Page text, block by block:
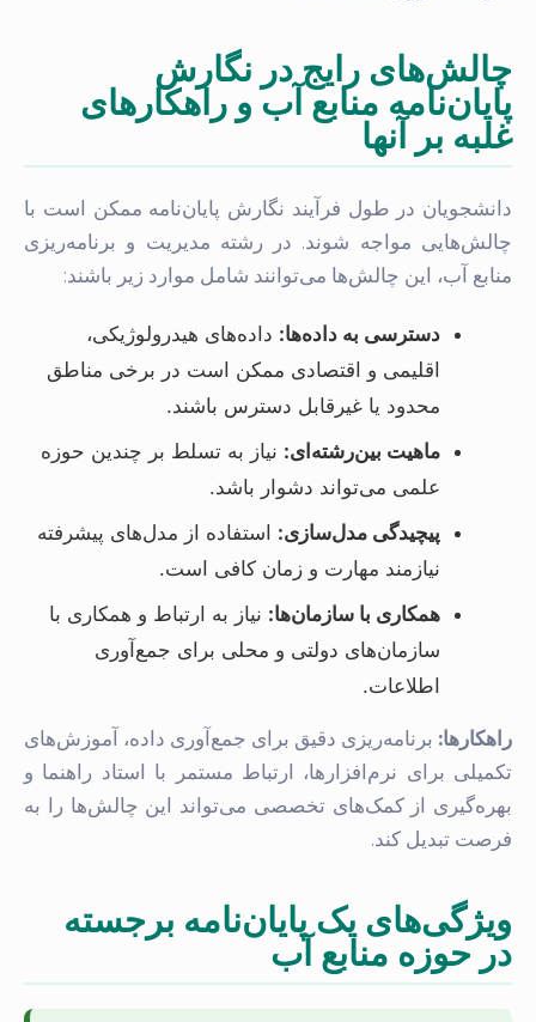
چالش‌های رایج در نگارش
پایان‌نامه منابع آب و راهکارهای
غلبه بر آنها
دانشجویان در طول فرآیند نگارش پایان‌نامه ممکن است با
چالش‌هایی مواجه شوند. در رشته مدیریت و برنامه‌ریزی
منابع آب، این چالش‌ها می‌توانند شامل موارد زیر باشند:
دسترسی به داده‌ها: داده‌های هیدرولوژیکی،
اقلیمی و اقتصادی ممکن است در برخی مناطق
محدود یا غیرقابل دسترس باشند.
ماهیت بین‌رشته‌ای: نیاز به تسلط بر چندین حوزه
علمی می‌تواند دشوار باشد.
پیچیدگی مدل‌سازی: استفاده از مدل‌های پیشرفته
نیازمند مهارت و زمان کافی است.
همکاری با سازمان‌ها: نیاز به ارتباط و همکاری با
سازمان‌های دولتی و محلی برای جمع‌آوری
اطلاعات.
راهکارها: برنامه‌ریزی دقیق برای جمع‌آوری داده، آموزش‌های
تکمیلی برای نرم‌افزارها، ارتباط مستمر با استاد راهنما و
بهره‌گیری از کمک‌های تخصصی می‌تواند این چالش‌ها را به
فرصت تبدیل کند.
ویژگی‌های یک پایان‌نامه برجسته
در حوزه منابع آب